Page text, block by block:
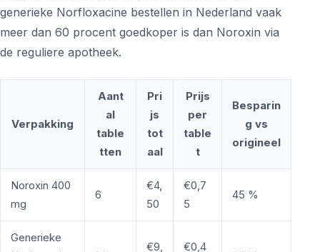
generieke Norfloxacine bestellen in Nederland vaak
meer dan 60 procent goedkoper is dan Noroxin via
de reguliere apotheek.
Verpakking
Aant
al
table
tten
Pri
js
tot
aal
Prijs
per
table
t
Besparin
g vs
origineel
Noroxin 400
mg
6
€4,
50
€0,7
5
45 %
Generieke
€9,
€0,4